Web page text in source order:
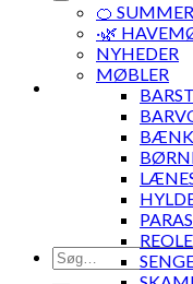
Søg
efter:
🍊
·🌿
NYHEDER
MØBLER